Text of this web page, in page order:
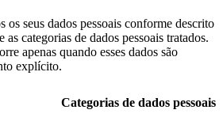
seus dados pessoais conforme descrito
categorias de dados pessoais tratados.
apenas quando esses dados são
explícito.
Categorias de dados pessoais